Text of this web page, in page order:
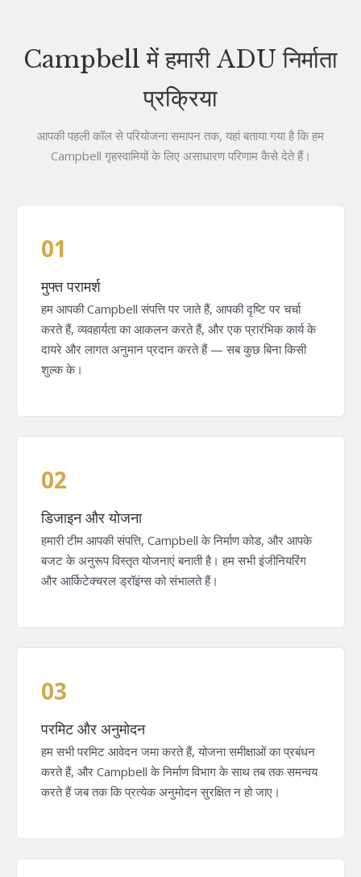
Campbell में हमारी ADU निर्माता
प्रक्रिया
आपकी पहली कॉल से परियोजना समापन तक, यहां बताया गया है कि हम
Campbell गृहस्वामियों के लिए असाधारण परिणाम कैसे देते हैं।
01
मुफ्त परामर्श
हम आपकी Campbell संपत्ति पर जाते हैं, आपकी दृष्टि पर चर्चा
करते हैं, व्यवहार्यता का आकलन करते हैं, और एक प्रारंभिक कार्य के
दायरे और लागत अनुमान प्रदान करते हैं — सब कुछ बिना किसी
शुल्क के।
02
डिजाइन और योजना
हमारी टीम आपकी संपत्ति, Campbell के निर्माण कोड, और आपके
बजट के अनुरूप विस्तृत योजनाएं बनाती है। हम सभी इंजीनियरिंग
और आर्किटेक्चरल ड्रॉइंग्स को संभालते हैं।
03
परमिट और अनुमोदन
हम सभी परमिट आवेदन जमा करते हैं, योजना समीक्षाओं का प्रबंधन
करते हैं, और Campbell के निर्माण विभाग के साथ तब तक समन्वय
करते हैं जब तक कि प्रत्येक अनुमोदन सुरक्षित न हो जाए।